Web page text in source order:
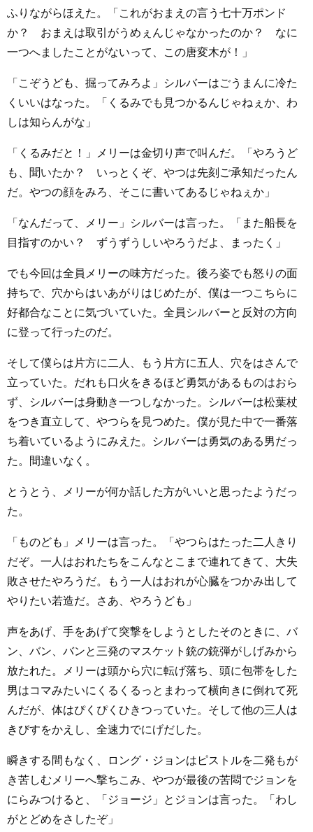
ふりながらほえた。「これがおまえの言う七十万ポンド
か？ おまえは取引がうめぇんじゃなかったのか？ なに
一つへましたことがないって、この唐変木が！」
「こぞうども、掘ってみろよ」シルバーはごうまんに冷た
くいいはなった。「くるみでも見つかるんじゃねぇか、わ
しは知らんがな」
「くるみだと！」メリーは金切り声で叫んだ。「やろうど
も、聞いたか？ いっとくぞ、やつは先刻ご承知だったん
だ。やつの顔をみろ、そこに書いてあるじゃねぇか」
「なんだって、メリー」シルバーは言った。「また船長を
目指すのかい？ ずうずうしいやろうだよ、まったく」
でも今回は全員メリーの味方だった。後ろ姿でも怒りの面
持ちで、穴からはいあがりはじめたが、僕は一つこちらに
好都合なことに気づいていた。全員シルバーと反対の方向
に登って行ったのだ。
そして僕らは片方に二人、もう片方に五人、穴をはさんで
立っていた。だれも口火をきるほど勇気があるものはおら
ず、シルバーは身動き一つしなかった。シルバーは松葉杖
をつき直立して、やつらを見つめた。僕が見た中で一番落
ち着いているようにみえた。シルバーは勇気のある男だっ
た。間違いなく。
とうとう、メリーが何か話した方がいいと思ったようだっ
た。
「ものども」メリーは言った。「やつらはたった二人きり
だぞ。一人はおれたちをこんなとこまで連れてきて、大失
敗させたやろうだ。もう一人はおれが心臓をつかみ出して
やりたい若造だ。さあ、やろうども」
声をあげ、手をあげて突撃をしようとしたそのときに、バ
ン、バン、バンと三発のマスケット銃の銃弾がしげみから
放たれた。メリーは頭から穴に転げ落ち、頭に包帯をした
男はコマみたいにくるくるっとまわって横向きに倒れて死
んだが、体はぴくぴくひきつっていた。そして他の三人は
きびすをかえし、全速力でにげだした。
瞬きする間もなく、ロング・ジョンはピストルを二発もが
き苦しむメリーへ撃ちこみ、やつが最後の苦悶でジョンを
にらみつけると、「ジョージ」とジョンは言った。「わし
がとどめをさしたぞ」